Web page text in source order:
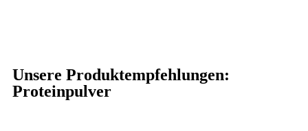
Unsere Produktempfehlungen:
Proteinpulver